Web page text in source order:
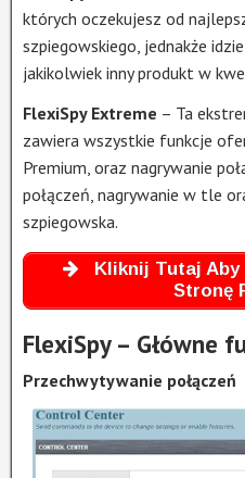
których oczekujesz od
szpiegowskiego, jednakże
jakikolwiek inny produkt w
FlexiSpy Extreme – Ta
zawiera wszystkie funkcje
Premium, oraz nagrywanie
połączeń, nagrywanie w tle
szpiegowska.
Kliknij Tutaj
Stronę
FlexiSpy – Główne
Przechwytywanie połączeń